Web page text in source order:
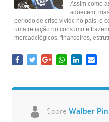
Assim como
adoecem,
período de crise vivido no país, o
uma retração no consumo e
mercadológicos, financeiros,
Sobre Walber